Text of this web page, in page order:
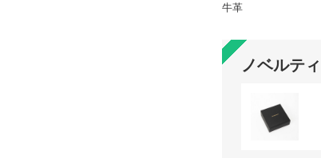
牛革
ノベルティ